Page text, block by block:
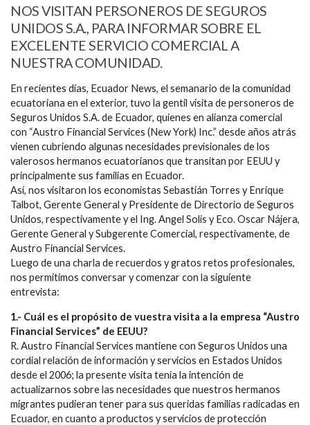
NOS VISITAN PERSONEROS DE SEGUROS
UNIDOS S.A., PARA INFORMAR SOBRE EL
EXCELENTE SERVICIO COMERCIAL A
NUESTRA COMUNIDAD.
En recientes días, Ecuador News, el semanario de la comunidad
ecuatoriana en el exterior, tuvo la gentil visita de personeros de
Seguros Unidos S.A. de Ecuador, quienes en alianza comercial
con “Austro Financial Services (New York) Inc.” desde años atrás
vienen cubriendo algunas necesidades previsionales de los
valerosos hermanos ecuatorianos que transitan por EEUU y
principalmente sus familias en Ecuador.
Así, nos visitaron los economistas Sebastián Torres y Enrique
Talbot, Gerente General y Presidente de Directorio de Seguros
Unidos, respectivamente y el Ing. Angel Solis y Eco. Oscar Nájera,
Gerente General y Subgerente Comercial, respectivamente, de
Austro Financial Services.
Luego de una charla de recuerdos y gratos retos profesionales,
nos permitimos conversar y comenzar con la siguiente
entrevista:
1.- Cuál es el propósito de vuestra visita a la empresa “Austro
Financial Services” de EEUU?
R. Austro Financial Services mantiene con Seguros Unidos una
cordial relación de información y servicios en Estados Unidos
desde el 2006; la presente visita tenía la intención de
actualizarnos sobre las necesidades que nuestros hermanos
migrantes pudieran tener para sus queridas familias radicadas en
Ecuador, en cuanto a productos y servicios de protección